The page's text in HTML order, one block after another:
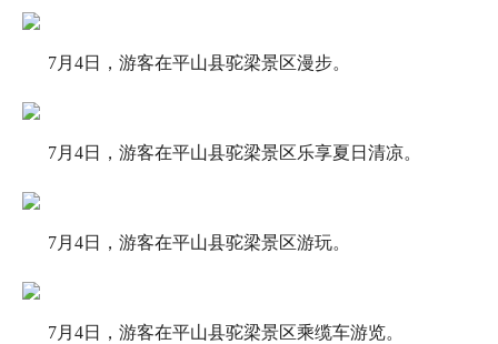
7月4日，游客在平山县驼梁景区漫步。
7月4日，游客在平山县驼梁景区乐享夏日清凉。
7月4日，游客在平山县驼梁景区游玩。
7月4日，游客在平山县驼梁景区乘缆车游览。